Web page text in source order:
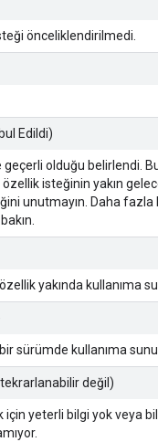
önceliklendirilmedi.
Edildi)
geçerli olduğu belirlendi.
isteğinin yakın
unutmayın. Daha fazla
bakın.
yakında kullanıma
sürümde kullanıma
değil)
yeterli bilgi yok veya